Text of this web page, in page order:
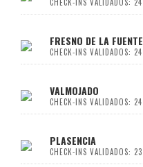
FRESNO DE LA FUENTE
CHECK-INS VALIDADOS: 24
VALMOJADO
CHECK-INS VALIDADOS: 24
PLASENCIA
CHECK-INS VALIDADOS: 23